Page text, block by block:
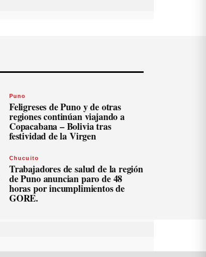
Puno
Feligreses de Puno y de otras
regiones continúan viajando a
Copacabana – Bolivia tras
festividad de la Virgen
Chucuito
Trabajadores de salud de la región
de Puno anuncian paro de 48
horas por incumplimientos de
GORE.